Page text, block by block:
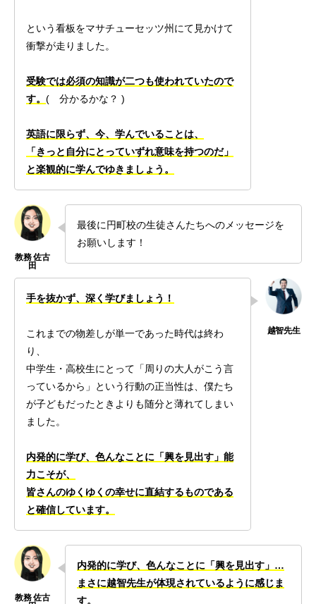
という看板をマサチューセッツ州にて見かけて
衝撃が走りました。
受験では必須の知識が二つも使われていたので
す。 ( 分かるかな？ )
英語に限らず、今、学んでいることは、
「きっと自分にとっていずれ意味を持つのだ」
と楽観的に学んでゆきましょう。
最後に円町校の生徒さんたちへのメッセージを
お願いします！
手を抜かず、深く学びましょう！
これまでの物差しが単一であった時代は終わ
り、
中学生・高校生にとって「周りの大人がこう言
っているから」という行動の正当性は、僕たち
が子どもだったときよりも随分と薄れてしまい
ました。
内発的に学び、色んなことに「興を見出す」能
力こそが、
皆さんのゆくゆくの幸せに直結するものである
と確信しています。
内発的に学び、色んなことに「興を見出す」…
まさに越智先生が体現されているように感じま
す。